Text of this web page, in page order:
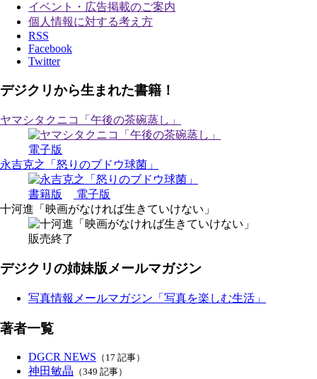
イベント・広告掲載のご案内
個人情報に対する考え方
RSS
Facebook
Twitter
デジクリから生まれた書籍！
ヤマシタクニコ「午後の茶碗蒸し」
電子版
永吉克之「怒りのブドウ球菌」
書籍版
電子版
十河進「映画がなければ生きていけない」
販売終了
デジクリの姉妹版メールマガジン
写真情報メールマガジン「写真を楽しむ生活」
著者一覧
DGCR NEWS （17 記事）
神田敏晶 （349 記事）